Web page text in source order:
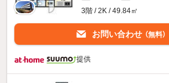
3階 / 2K / 49.84㎡
お問い合わせ （無料）
提供